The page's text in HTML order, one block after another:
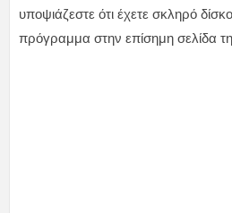
υποψιάζεστε ότι έχετε σκληρό
πρόγραμμα στην επίσημη σελίδα